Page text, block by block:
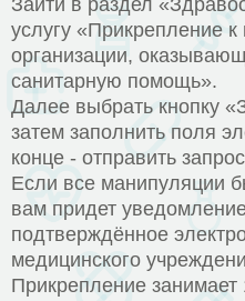
Зайти в раздел
услугу «Прикрепление
организации,
санитарную помощь».
Далее выбрать кнопку
затем заполнить поля
конце - отправить
Если все манипуляции
вам придет
подтверждённое
медицинского
Прикрепление занимает